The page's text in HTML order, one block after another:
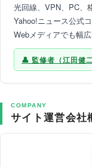
光回線、VPN、PC、
Yahoo!ニュース公式
Webメディアでも幅広
監修者（江田健
COMPANY
サイト運営会社